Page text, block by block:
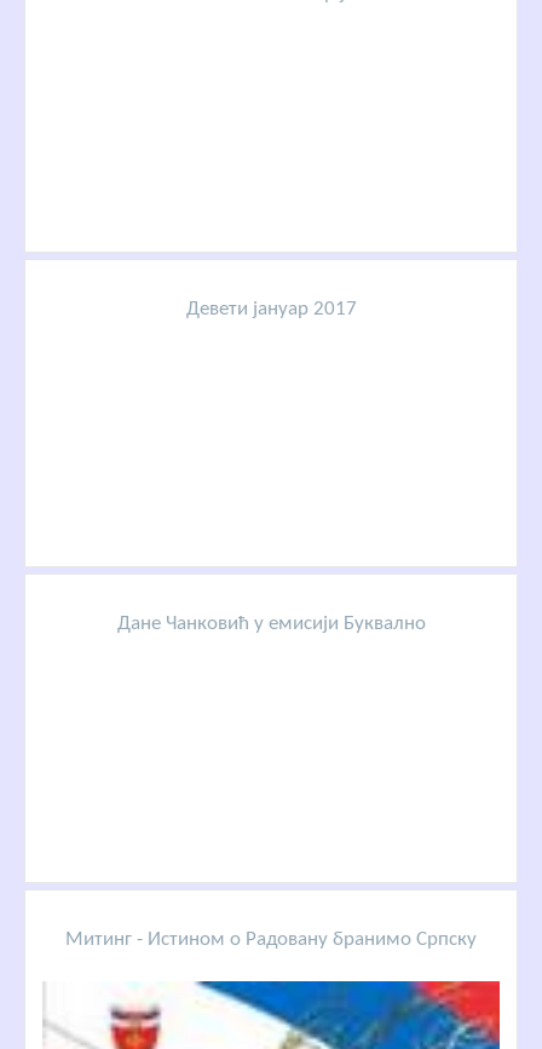
Девети јануар 2017
Дане Чанковић у емисији Буквално
Митинг - Истином о Радовану бранимо Српску